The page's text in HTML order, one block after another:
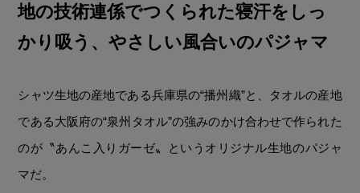
地の技術連係でつくられた寝汗をしっ
かり吸う、やさしい風合いのパジャマ
シャツ生地の産地である兵庫県の“播州織”と、タオルの産地
である大阪府の“泉州タオル”の強みのかけ合わせで作られた
のが〝あんこ入りガーゼ〟というオリジナル生地のパジャ
マだ。